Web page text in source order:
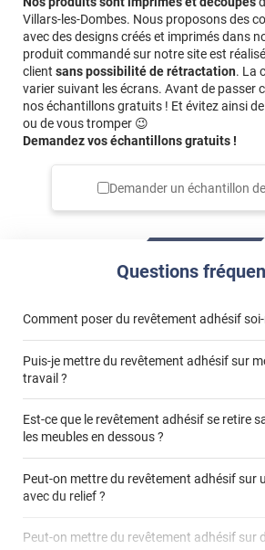
Villars-les-Dombes. Nous proposons des
avec des designs créés et imprimés dans
produit commandé sur notre site est
client sans possibilité de rétractation. La
varier suivant les écrans. Avant de passer
nos échantillons gratuits ! Et évitez ainsi
ou de vous tromper 😉
Demandez vos échantillons gratuits !
Demander un échantillon de
Questions
Comment poser du revêtement adhésif soi-
« Comment poser un
Puis-je mettre du revêtement adhésif sur
travail ?
revêtement adhésif sur un plan de travail de
Est-ce que le revêtement adhésif se retire
les meubles en dessous ?
Peut-on mettre du revêtement adhésif sur
avec du relief ?
Peut-on mettre du revêtement adhésif sur